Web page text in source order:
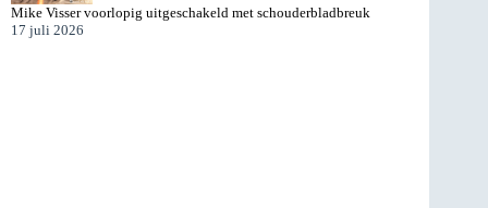
Mike Visser voorlopig uitgeschakeld met schouderbladbreuk
17 juli 2026